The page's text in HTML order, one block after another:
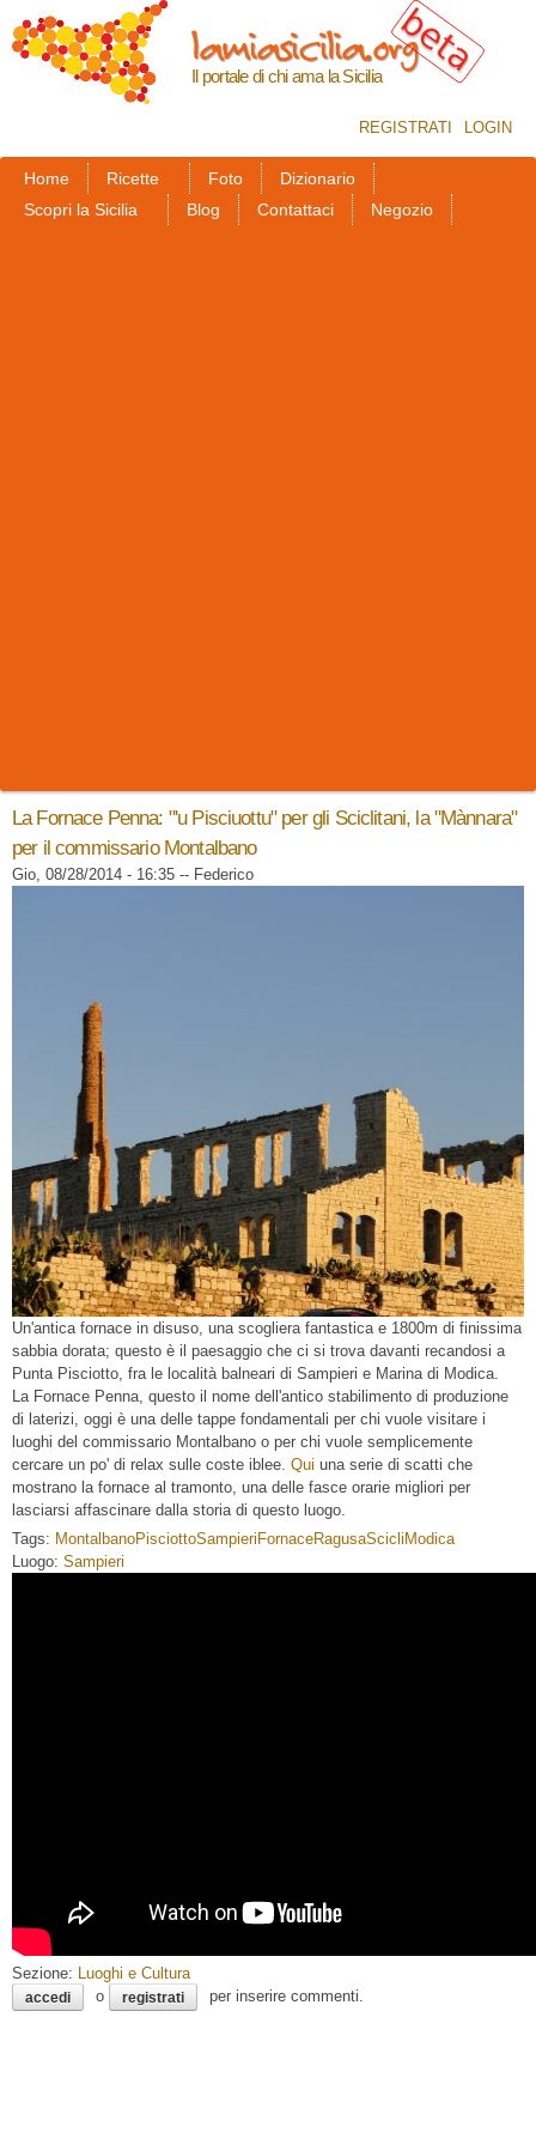
contenuto
principale
lamiasicilia.org
Il portale di chi ama la Sicilia
REGISTRATI LOGIN
Home Ricette Foto
Dizionario
Scopri la Sicilia
Blog Contattaci Negozio
La Fornace Penna: "'u Pisciuottu" per gli Sciclitani, la "Mànnara"
per il commissario Montalbano
Gio, 08/28/2014 - 16:35 -- Federico
Un'antica fornace in disuso, una scogliera fantastica e 1800m di finissima
sabbia dorata; questo è il paesaggio che ci si trova davanti recandosi a
Punta Pisciotto, fra le località balneari di Sampieri e Marina di Modica.
La Fornace Penna, questo il nome dell'antico stabilimento di produzione
di laterizi, oggi è una delle tappe fondamentali per chi vuole visitare i
luoghi del commissario Montalbano o per chi vuole semplicemente
cercare un po' di relax sulle coste iblee. Qui una serie di scatti che
mostrano la fornace al tramonto, una delle fasce orarie migliori per
lasciarsi affascinare dalla storia di questo luogo.
Tags: MontalbanoPisciottoSampieri FornaceRagusaScicli Modica
Luogo: Sampieri
Sezione: Luoghi e Cultura
accedi o registrati per inserire commenti.